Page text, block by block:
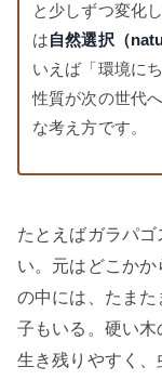
と少しずつ変化
は自然選択（
いえば「環境に
性質が次の世代
な考え方です。
たとえばガラパ
い。元はどこか
の中には、たま
子もいる。硬い
生き残りやすく